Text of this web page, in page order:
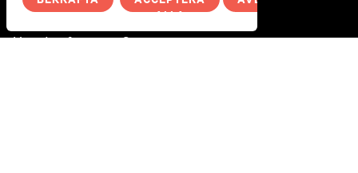
Hur fungerar den?
Hur det fungerar?
ALLA